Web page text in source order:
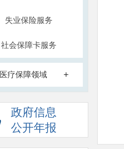
失业保险服务
社会保障卡服务
医疗保障领域 +
政府信息
公开年报